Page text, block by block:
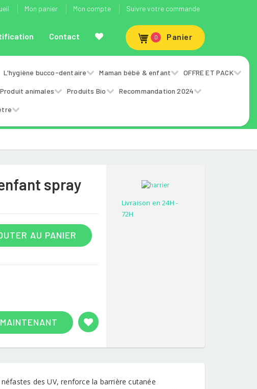
Mon panier Mon compte Suivre votre commande
Contact 0 Panier
L'hygiène bucco-dentaire Maman bébé & enfant OFFRE ET PACK
Produit animales Produits Bio Recommandation 2024
spray
AU PANIER
Livraison en 24H -
72H
des UV, renforce la barrière cutanée